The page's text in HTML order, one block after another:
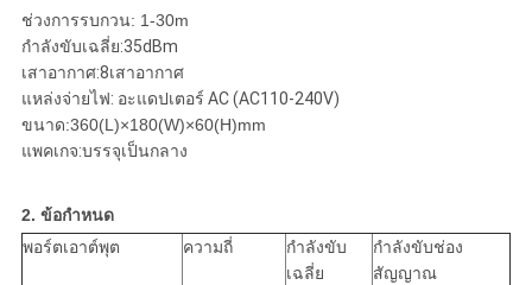
ช่วงการรบกวน: 1-30m
กำลังขับเฉลี่ย:35dBm
เสาอากาศ:8เสาอากาศ
แหล่งจ่ายไฟ: อะแดปเตอร์ AC (AC110-240V)
ขนาด:360(L)×180(W)×60(H)mm
แพคเกจ:บรรจุเป็นกลาง
2. ข้อกำหนด
พอร์ตเอาต์พุต
ความถี่
กำลังขับ
เฉลี่ย
กำลังขับช่อง
สัญญาณ